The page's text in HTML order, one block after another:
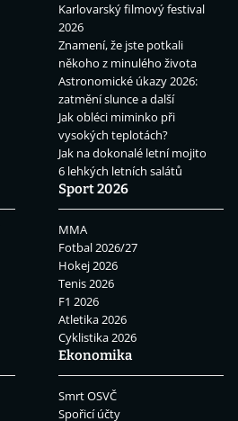
Karlovarský filmový festival
2026
Znamení, že jste potkali
někoho z minulého života
Astronomické úkazy 2026:
zatmění slunce a další
Jak obléci miminko při
vysokých teplotách?
Jak na dokonalé letní mojito
6 lehkých letních salátů
Sport 2026
MMA
Fotbal 2026/27
Hokej 2026
Tenis 2026
F1 2026
Atletika 2026
Cyklistika 2026
Ekonomika
Smrt OSVČ
Spořicí účty